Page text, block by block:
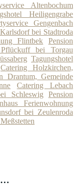
Altenbochum
Heiligengrabe
Gengenbach
bei Stadtroda
Flintbek
Pension
Pflückuff bei Torgau
Tagungshotel
Catering Holzkirchen,
Drantum, Gemeinde
Catering Lebach
Schleswig
Pension
Ferienwohnung
bei Zeulenroda
…